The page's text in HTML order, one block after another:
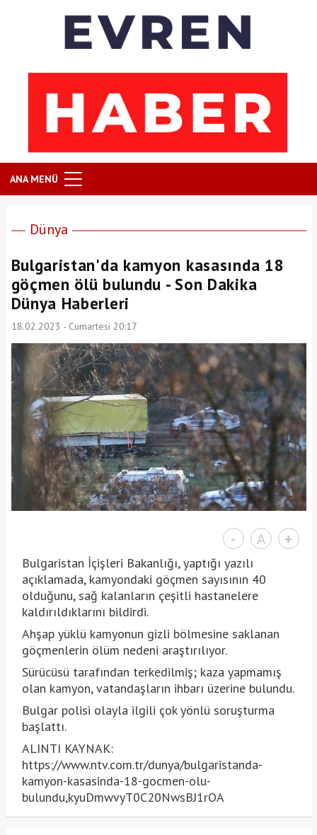
ANA MENÜ
Dünya
Bulgaristan'da kamyon kasasında 18
göçmen ölü bulundu - Son Dakika
Dünya Haberleri
18.02.2023 - Cumartesi 20:17
- A +
Bulgaristan İçişleri Bakanlığı, yaptığı yazılı
açıklamada, kamyondaki göçmen sayısının 40
olduğunu, sağ kalanların çeşitli hastanelere
kaldırıldıklarını bildirdi.
Ahşap yüklü kamyonun gizli bölmesine saklanan
göçmenlerin ölüm nedeni araştırılıyor.
Sürücüsü tarafından terkedilmiş; kaza yapmamış
olan kamyon, vatandaşların ihbarı üzerine bulundu.
Bulgar polisi olayla ilgili çok yönlü soruşturma
başlattı.
ALINTI KAYNAK:
https://www.ntv.com.tr/dunya/bulgaristanda-
kamyon-kasasinda-18-gocmen-olu-
bulundu,kyuDmwvyT0C20NwsBJ1rOA